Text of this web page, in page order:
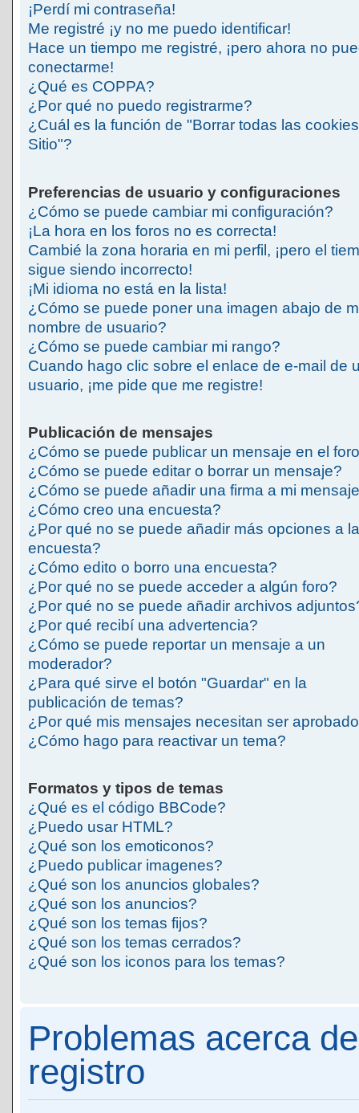
¡Perdí mi contraseña!
Me registré ¡y no me puedo identificar!
Hace un tiempo me registré, ¡pero ahora no
conectarme!
¿Qué es COPPA?
¿Por qué no puedo registrarme?
¿Cuál es la función de "Borrar todas las
Sitio"?
Preferencias de usuario y configuraciones
¿Cómo se puede cambiar mi configuración?
¡La hora en los foros no es correcta!
Cambié la zona horaria en mi perfil, ¡pero el
sigue siendo incorrecto!
¡Mi idioma no está en la lista!
¿Cómo se puede poner una imagen abajo de
nombre de usuario?
¿Cómo se puede cambiar mi rango?
Cuando hago clic sobre el enlace de e-mail de
usuario, ¡me pide que me registre!
Publicación de mensajes
¿Cómo se puede publicar un mensaje en el
¿Cómo se puede editar o borrar un mensaje?
¿Cómo se puede añadir una firma a mi
¿Cómo creo una encuesta?
¿Por qué no se puede añadir más opciones a la
encuesta?
¿Cómo edito o borro una encuesta?
¿Por qué no se puede acceder a algún foro?
¿Por qué no se puede añadir archivos
¿Por qué recibí una advertencia?
¿Cómo se puede reportar un mensaje a un
moderador?
¿Para qué sirve el botón "Guardar" en la
publicación de temas?
¿Por qué mis mensajes necesitan ser
¿Cómo hago para reactivar un tema?
Formatos y tipos de temas
¿Qué es el código BBCode?
¿Puedo usar HTML?
¿Qué son los emoticonos?
¿Puedo publicar imagenes?
¿Qué son los anuncios globales?
¿Qué son los anuncios?
¿Qué son los temas fijos?
¿Qué son los temas cerrados?
¿Qué son los iconos para los temas?
Problemas acerca
registro